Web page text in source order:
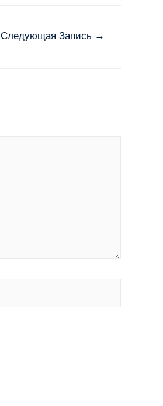
Следующая Запись →